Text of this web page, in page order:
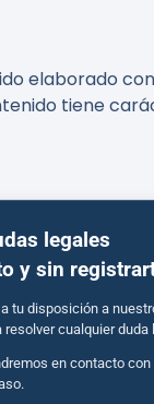
elaborado
tiene
legales
y sin
tu disposición a
resolver cualquier duda
en contacto con